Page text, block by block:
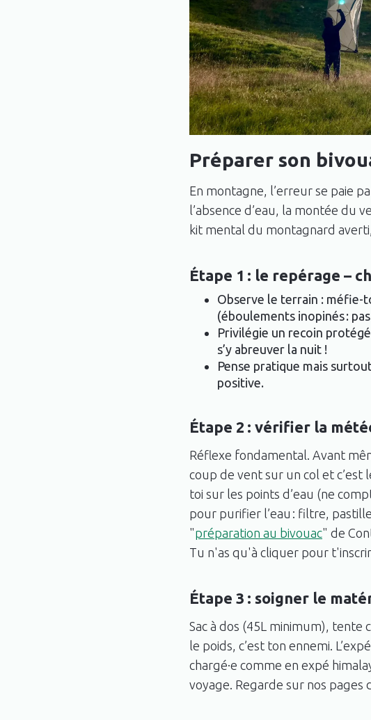
Préparer son
En montagne, l’erreur se paie
l’absence d’eau, la montée du
kit mental du montagnard
Étape 1 : le repérage –
Observe le terrain : méfie-
(éboulements inopinés :
Privilégie un recoin
s’y abreuver la nuit !
Pense pratique mais
positive.
Étape 2 : vérifier la
Réflexe fondamental. Avant
coup de vent sur un col et c’est
toi sur les points d’eau (ne
pour purifier l’eau : filtre,
"préparation au bivouac" de
Tu n'as qu'à cliquer pour
Étape 3 : soigner le
Sac à dos (45L minimum),
le poids, c’est ton ennemi.
chargé·e comme en expé
voyage. Regarde sur nos pages